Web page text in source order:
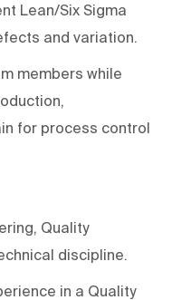
Lean/Six Sigma
and variation.
members while
for process control
Quality
discipline.
in a Quality